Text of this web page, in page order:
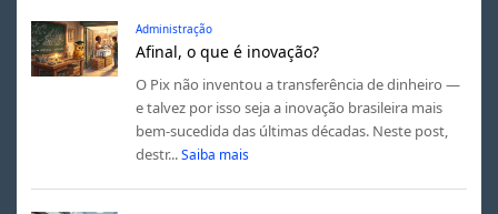
Administração
Afinal, o que é inovação?
O Pix não inventou a transferência de dinheiro —
e talvez por isso seja a inovação brasileira mais
bem-sucedida das últimas décadas. Neste post,
destr... Saiba mais